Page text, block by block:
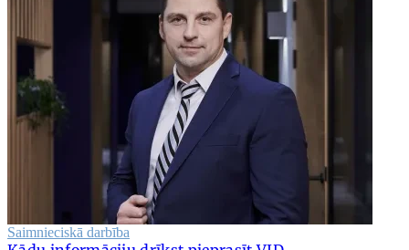
Saimnieciskā darbība